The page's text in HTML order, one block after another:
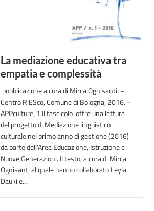
La mediazione educativa tra
empatia e complessità
pubblicazione a cura di Mirca Ognisanti. –
Centro RiESco, Comune di Bologna, 2016. –
APPculture, 1 Il fascicolo offre una lettura
del progetto di Mediazione linguistico
culturale nel primo anno di gestione (2016)
da parte dell’Area Educazione, Istruzione e
Nuove Generazioni. Il testo, a cura di Mirca
Ognisanti al quale hanno collaborato Leyla
Dauki e…